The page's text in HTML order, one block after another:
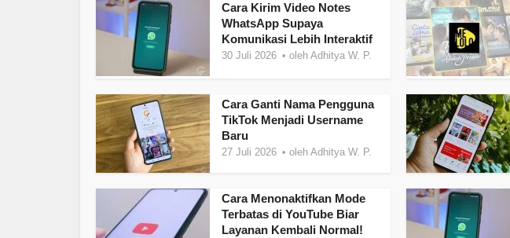
Cara Kirim Video Notes
WhatsApp Supaya
Komunikasi Lebih Interaktif
30 Juli 2026 oleh Adhitya W. P.
Cara Ganti Nama Pengguna
TikTok Menjadi Username
Baru
27 Juli 2026 oleh Adhitya W. P.
Cara Menonaktifkan Mode
Terbatas di YouTube Biar
Layanan Kembali Normal!